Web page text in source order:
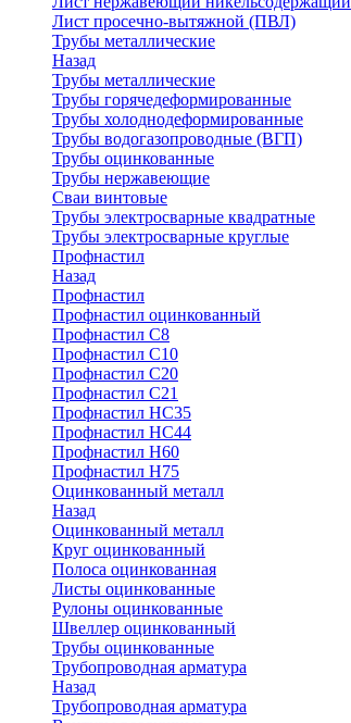
Лист просечно-вытяжной (ПВЛ)
Трубы металлические
Назад
Трубы металлические
Трубы горячедеформированные
Трубы холоднодеформированные
Трубы водогазопроводные (ВГП)
Трубы оцинкованные
Трубы нержавеющие
Сваи винтовые
Трубы электросварные квадратные
Трубы электросварные круглые
Профнастил
Назад
Профнастил
Профнастил оцинкованный
Профнастил С8
Профнастил С10
Профнастил С20
Профнастил С21
Профнастил НС35
Профнастил НС44
Профнастил Н60
Профнастил Н75
Оцинкованный металл
Назад
Оцинкованный металл
Круг оцинкованный
Полоса оцинкованная
Листы оцинкованные
Рулоны оцинкованные
Швеллер оцинкованный
Трубы оцинкованные
Трубопроводная арматура
Назад
Трубопроводная арматура